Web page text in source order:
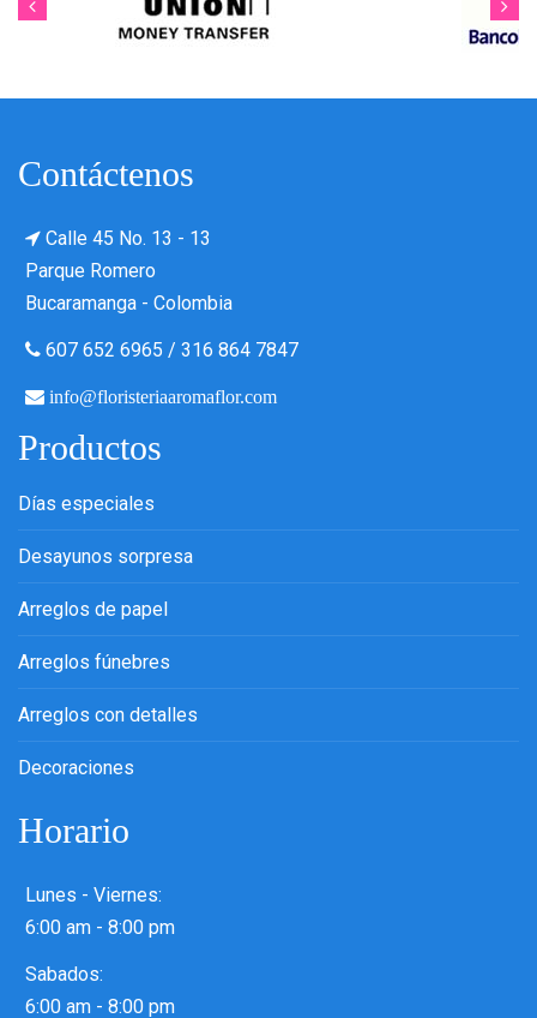
Contáctenos
Calle 45 No. 13 - 13
Parque Romero
Bucaramanga - Colombia
607 652 6965 / 316 864 7847
info@floristeriaaromaflor.com
Productos
Días especiales
Desayunos sorpresa
Arreglos de papel
Arreglos fúnebres
Arreglos con detalles
Decoraciones
Horario
Lunes - Viernes:
6:00 am - 8:00 pm
Sabados:
6:00 am - 8:00 pm